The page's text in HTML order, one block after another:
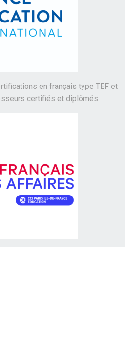
en français type TEF et
certifiés et diplômés.